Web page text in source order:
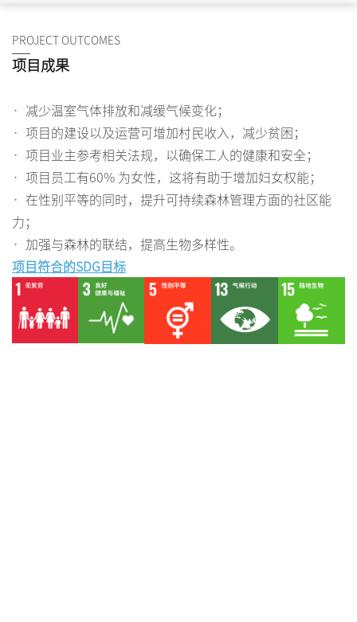
PROJECT OUTCOMES
项目成果
· 减少温室气体排放和减缓气候变化；
· 项目的建设以及运营可增加村民收入，减少贫困；
· 项目业主参考相关法规，以确保工人的健康和安全；
· 项目员工有60% 为女性，这将有助于增加妇女权能；
· 在性别平等的同时，提升可持续森林管理方面的社区能
力；
· 加强与森林的联结，提高生物多样性。
项目符合的SDG目标